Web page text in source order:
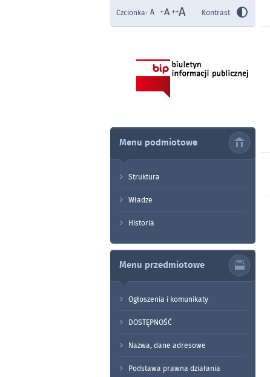
Czcionka: Kontrast
Menu podmiotowe
Struktura
Władze
Historia
Menu przedmiotowe
Ogłoszenia i komunikaty
DOSTĘPNOŚĆ
Nazwa, dane adresowe
Podstawa prawna działania